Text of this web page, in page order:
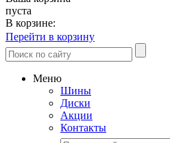
пуста
В корзине:
Перейти в корзину
Меню
Шины
Диски
Акции
Контакты